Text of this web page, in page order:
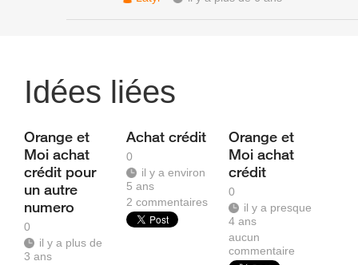
Idées liées
Orange et
Moi achat
crédit pour
un autre
numero
0
il y a plus de
3 ans
Achat crédit
0
il y a environ
5 ans
2commentaires
Orange et
Moi achat
crédit
0
il y a presque
4 ans
aucun
commentaire